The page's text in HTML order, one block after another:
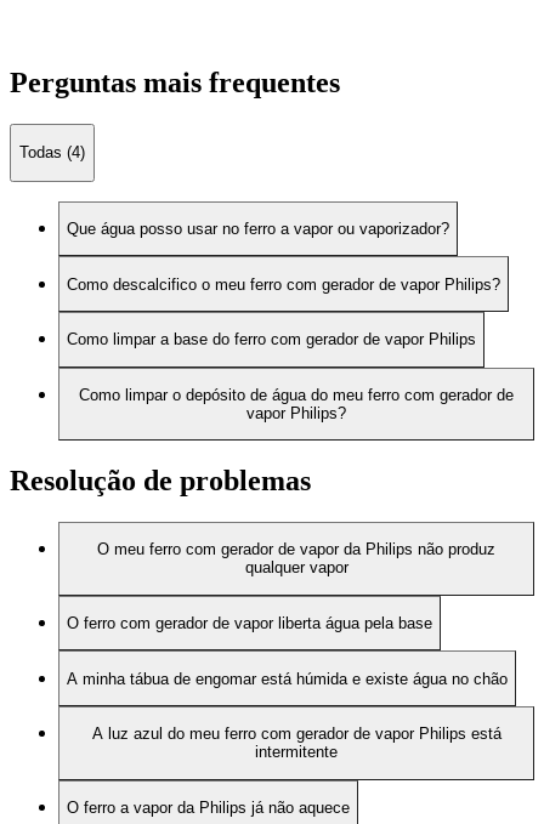
Perguntas mais frequentes
Todas (4)
Que água posso usar no ferro a vapor ou vaporizador?
Como descalcifico o meu ferro com gerador de vapor Philips?
Como limpar a base do ferro com gerador de vapor Philips
Como limpar o depósito de água do meu ferro com gerador de
vapor Philips?
Resolução de problemas
O meu ferro com gerador de vapor da Philips não produz
qualquer vapor
O ferro com gerador de vapor liberta água pela base
A minha tábua de engomar está húmida e existe água no chão
A luz azul do meu ferro com gerador de vapor Philips está
intermitente
O ferro a vapor da Philips já não aquece